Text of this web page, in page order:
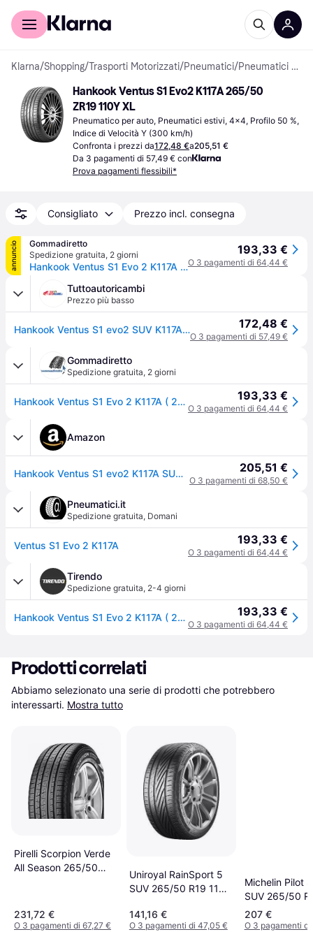
Per il tuo shopping
Klarna/Shopping/Trasporti Motorizzati/Pneumatici/ Pneumatici per auto
Hankook Ventus S1 Evo2 K117A 265/50
ZR19 110Y XL
Pneumatico per auto, Pneumatici estivi, 4x4, Profilo 50 %,
Indice di Velocità Y (300 km/h)
Confronta i prezzi da172,48 €a205,51 €
Da 3 pagamenti di 57,49 € con
Prova pagamenti flessibili*
Consigliato Prezzo incl. consegna
annuncio
Gommadiretto
Spedizione gratuita, 2 giorni
Hankook Ventus S1 Evo 2 K117A ( 265/50 ZR19 110Y XL 4PR SUV, con protezione del cerchio (MFS) SBL )
193,33 €
O 3 pagamenti di 64,44 €
Tuttoautoricambi
Prezzo più basso
Hankook Ventus S1 evo2 SUV K117A 265/50 R19 110Y auto Pneumatici estivi Pneumatici 1015346 172,48 €
O 3 pagamenti di 57,49 €
Gommadiretto
Spedizione gratuita, 2 giorni
Hankook Ventus S1 Evo 2 K117A ( 265/50 ZR19 110Y XL 4PR SUV, con protezione del cerchio (MFS) SBL ) 193,33 €
O 3 pagamenti di 64,44 €
Amazon
Hankook Ventus S1 evo2 K117A SUV XL FR - 265/50R19 110Y - Pneumatico Estivo 205,51 €
O 3 pagamenti di 68,50 €
Pneumatici.it
Spedizione gratuita, Domani
Ventus S1 Evo 2 K117A 193,33 €
O 3 pagamenti di 64,44 €
Tirendo
Spedizione gratuita, 2-4 giorni
Hankook Ventus S1 Evo 2 K117A ( 265/50 ZR19 110Y XL 4PR SUV, con protezione del cerchio (MFS) SBL ) 193,33 €
O 3 pagamenti di 64,44 €
Prodotti correlati
Abbiamo selezionato una serie di prodotti che potrebbero
interessarti. Mostra tutto
Pirelli Scorpion Verde
All Season 265/50
231,72 €
O 3 pagamenti di 67,27 €
Uniroyal RainSport 5
SUV 265/50 R19 110Y
141,16 €
O 3 pagamenti di 47,05 €
Michelin Pilot
SUV 265/50
XL
207 €
O 3 pagamenti di